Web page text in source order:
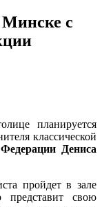
с
планируется
классической
Дениса
пройдет в зале
свою